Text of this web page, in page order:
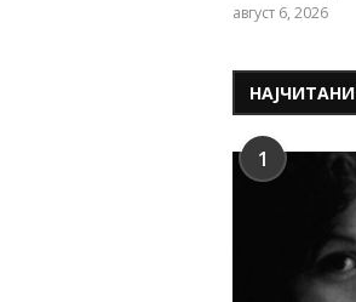
август 6, 2026
НАЈЧИТАНИ
1